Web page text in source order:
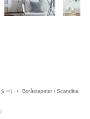
ー) /
Boråstapeter / Scandina